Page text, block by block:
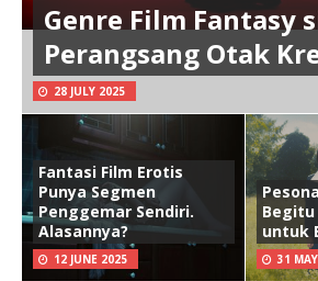
Genre Film Fantasy
Perangsang Otak
28 JULY 2025
Fantasi Film Erotis
Punya Segmen
Penggemar Sendiri.
Alasannya?
12 JUNE 2025
untuk
31